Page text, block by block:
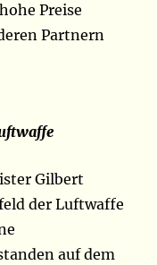
Preise
Partnern
Gilbert
der Luftwaffe
auf dem